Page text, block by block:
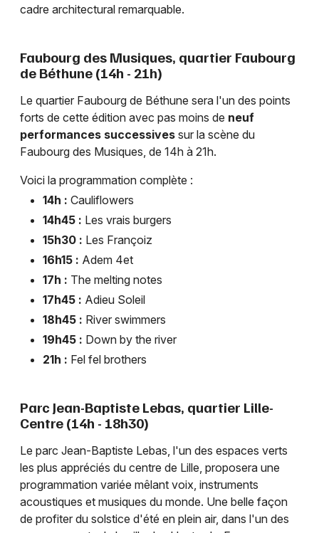
cadre architectural remarquable.
Faubourg des Musiques, quartier Faubourg
de Béthune (14h - 21h)
Le quartier Faubourg de Béthune sera l'un des points
forts de cette édition avec pas moins de neuf
performances successives sur la scène du
Faubourg des Musiques, de 14h à 21h.
Voici la programmation complète :
14h : Cauliflowers
14h45 : Les vrais burgers
15h30 : Les Françoiz
16h15 : Adem 4et
17h : The melting notes
17h45 : Adieu Soleil
18h45 : River swimmers
19h45 : Down by the river
21h : Fel fel brothers
Parc Jean-Baptiste Lebas, quartier Lille-
Centre (14h - 18h30)
Le parc Jean-Baptiste Lebas, l'un des espaces verts
les plus appréciés du centre de Lille, proposera une
programmation variée mêlant voix, instruments
acoustiques et musiques du monde. Une belle façon
de profiter du solstice d'été en plein air, dans l'un des